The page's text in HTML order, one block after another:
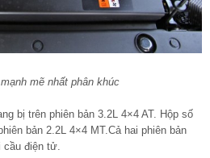
mẽ nhất phân khúc
bị trên phiên bản 3.2L 4×4 AT. Hộp số
bản 2.2L 4×4 MT.Cả hai phiên bản
cầu điện tử.